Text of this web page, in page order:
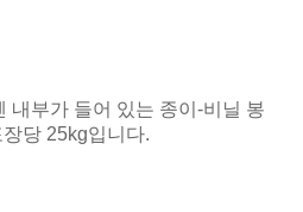
내부가 들어 있는 종이-비닐 봉
당 25kg입니다.